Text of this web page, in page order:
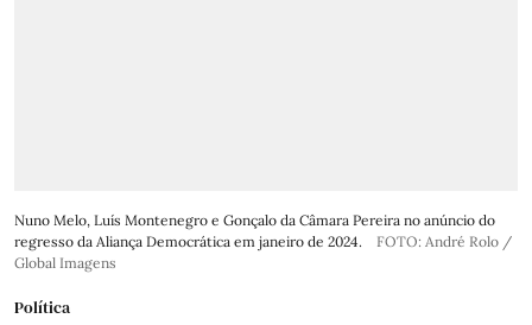
Nuno Melo, Luís Montenegro e Gonçalo da Câmara Pereira no anúncio do
regresso da Aliança Democrática em janeiro de 2024.
FOTO: André Rolo /
Global Imagens
Política